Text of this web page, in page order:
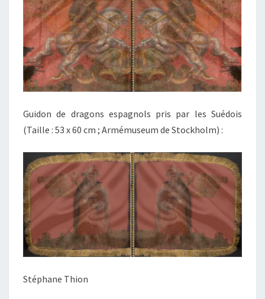
Guidon de dragons espagnols pris par les Suédois
(Taille : 53 x 60 cm ; Armémuseum de Stockholm) :
Stéphane Thion